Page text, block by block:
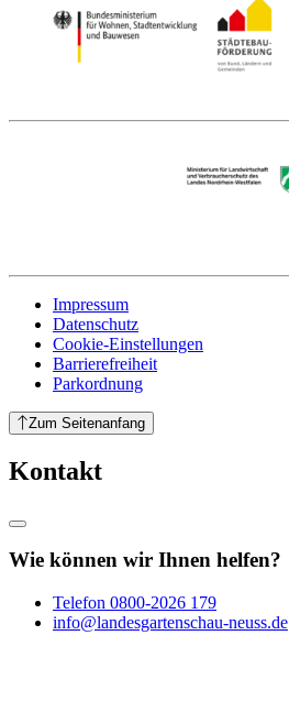
Impressum
Datenschutz
Cookie-Einstellungen
Barrierefreiheit
Parkordnung
Zum Seitenanfang
Kontakt
Wie können wir Ihnen helfen?
Telefon 0800-2026 179
info@landesgartenschau-neuss.de